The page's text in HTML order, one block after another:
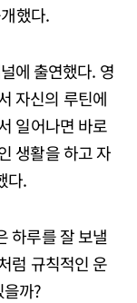
했다.
에 출연했다. 영
자신의 루틴에
일어나면 바로
생활을 하고 자
다.
하루를 잘 보낼
럼 규칙적인 운
까?